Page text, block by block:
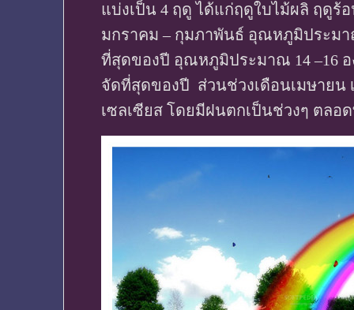
แบ่งเป็น 4 ฤดู ได้แก่ฤดูใบไม้ผลิ ฤดูร้
มกราคม – กุมภาพันธ์ อุณหภูมิประมา
ที่สุดของปี อุณหภูมิประมาณ 14 –16
จัดที่สุดของปี ส่วนช่วงเดือนเมษายน
เซลเซียส โดยมีฝนตกเป็นช่วงๆ ตลอ